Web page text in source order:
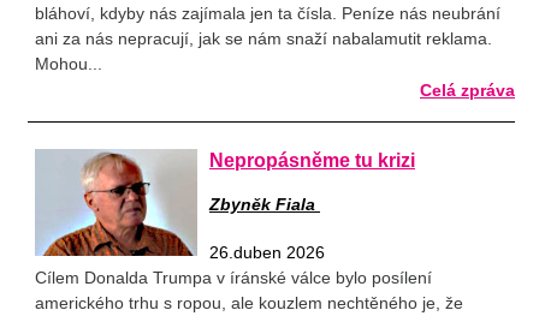
bláhoví, kdyby nás zajímala jen ta čísla. Peníze nás neubrání
ani za nás nepracují, jak se nám snaží nabalamutit reklama.
Mohou...
Celá zpráva
Nepropásněme tu krizi
Zbyněk Fiala
26.duben 2026
Cílem Donalda Trumpa v íránské válce bylo posílení
amerického trhu s ropou, ale kouzlem nechtěného je, že